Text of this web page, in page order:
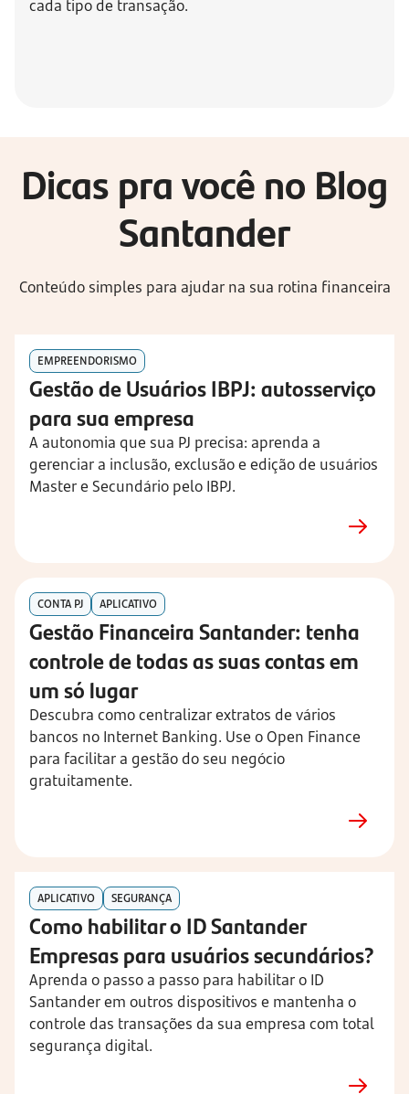
cada tipo de transação.
Dicas pra você no Blog
Santander
Conteúdo simples para ajudar na sua rotina financeira
EMPREENDORISMO
Gestão de Usuários IBPJ: autosserviço
para sua empresa
A autonomia que sua PJ precisa: aprenda a
gerenciar a inclusão, exclusão e edição de usuários
Master e Secundário pelo IBPJ.
CONTA PJ APLICATIVO
Gestão Financeira Santander: tenha
controle de todas as suas contas em
um só lugar
Descubra como centralizar extratos de vários
bancos no Internet Banking. Use o Open Finance
para facilitar a gestão do seu negócio
gratuitamente.
APLICATIVO SEGURANÇA
Como habilitar o ID Santander
Empresas para usuários secundários?
Aprenda o passo a passo para habilitar o ID
Santander em outros dispositivos e mantenha o
controle das transações da sua empresa com total
segurança digital.